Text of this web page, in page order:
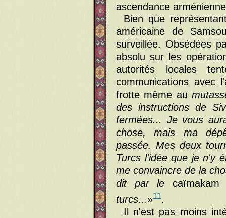
ascendance arménienne
Bien que
américaine de
surveillée. Obsédées
absolu sur les
autorités locales
communications avec
frotte même au
des instructions de
fermées... Je vous
chose, mais ma
passée. Mes deux
Turcs l'idée que je n'y
me convaincre de la
dit par lecaïmakam
turcs...»11.
Il n'est pas moins